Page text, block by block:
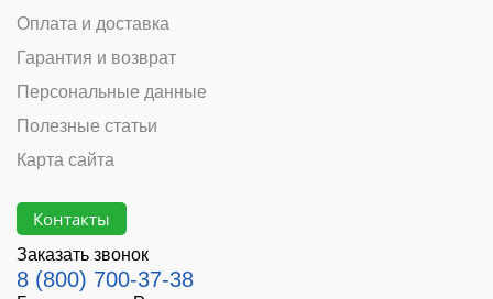
Оплата и доставка
Гарантия и возврат
Персональные данные
Полезные статьи
Карта сайта
Контакты
Заказать звонок
8 (800) 700-37-38